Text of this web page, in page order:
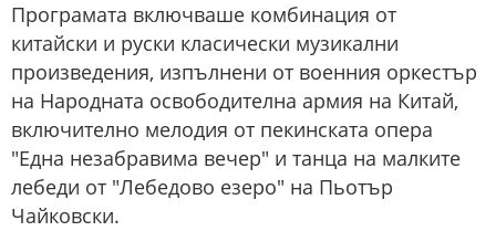
Програмата включваше комбинация от
китайски и руски класически музикални
произведения, изпълнени от военния оркестър
на Народната освободителна армия на Китай,
включително мелодия от пекинската опера
"Една незабравима вечер" и танца на малките
лебеди от "Лебедово езеро" на Пьотър
Чайковски.